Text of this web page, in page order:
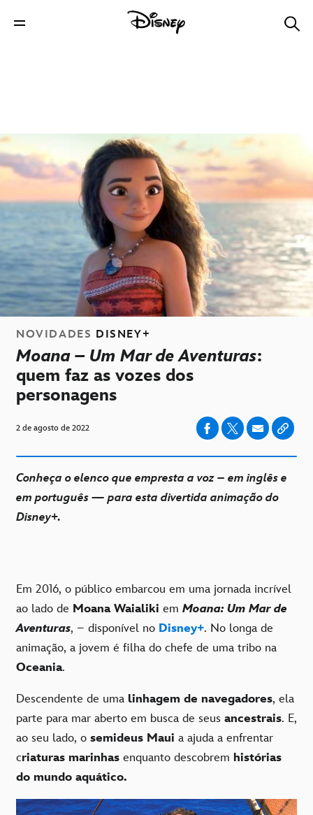
NOVIDADES DISNEY+
Moana – Um Mar de Aventuras:
quem faz as vozes dos
personagens
2 de agosto de 2022
Conheça o elenco que empresta a voz – em inglês e
em português — para esta divertida animação do
Disney+.
Em 2016, o público embarcou em uma jornada incrível
ao lado de Moana Waialiki em Moana: Um Mar de
Aventuras, – disponível no Disney+. No longa de
animação, a jovem é filha do chefe de uma tribo na
Oceania.
Descendente de uma linhagem de navegadores, ela
parte para mar aberto em busca de seus ancestrais. E,
ao seu lado, o semideus Maui a ajuda a enfrentar
criaturas marinhas enquanto descobrem histórias
do mundo aquático.